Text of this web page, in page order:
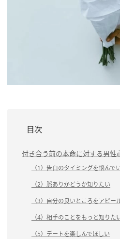
目次
付き合う前の本命に対する男性
（1）告白のタイミングを悩んで
（2）脈ありかどうか知りたい
（3）自分の良いところをアピー
（4）相手のことをもっと知りた
（5）デートを楽しんでほしい